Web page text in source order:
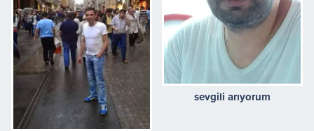
sevgili arıyorum